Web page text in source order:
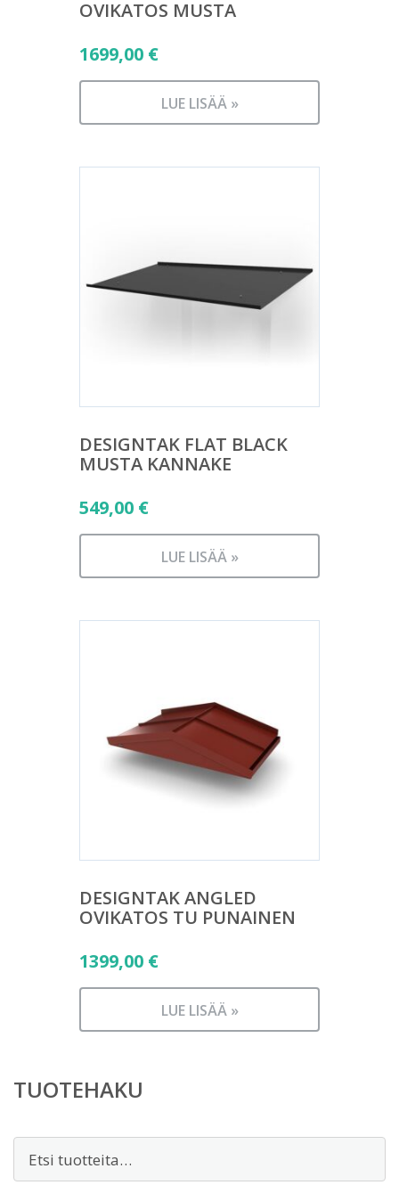
OVIKATOS MUSTA
1699,00 €
LUE LISÄÄ »
DESIGNTAK FLAT BLACK
MUSTA KANNAKE
549,00 €
LUE LISÄÄ »
DESIGNTAK ANGLED
OVIKATOS TU PUNAINEN
1399,00 €
LUE LISÄÄ »
TUOTEHAKU